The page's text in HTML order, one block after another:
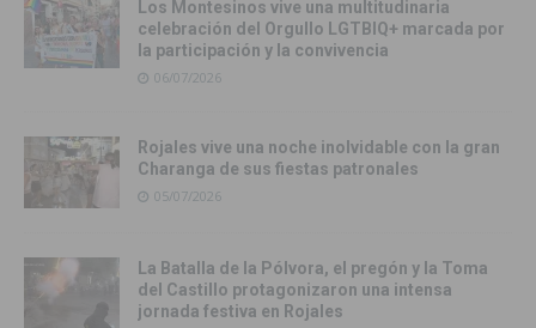
Los Montesinos vive una multitudinaria
celebración del Orgullo LGTBIQ+ marcada por
la participación y la convivencia
06/07/2026
Rojales vive una noche inolvidable con la gran
Charanga de sus fiestas patronales
05/07/2026
La Batalla de la Pólvora, el pregón y la Toma
del Castillo protagonizaron una intensa
jornada festiva en Rojales